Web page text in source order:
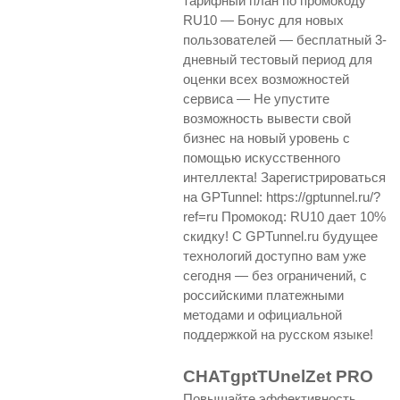
RU10 — Бонус для новых
пользователей — бесплатный 3-
дневный тестовый период для
оценки всех возможностей
сервиса — Не упустите
возможность вывести свой
бизнес на новый уровень с
помощью искусственного
интеллекта! Зарегистрироваться
на GPTunnel: https://gptunnel.ru/?
ref=ru Промокод: RU10 дает 10%
скидку! С GPTunnel.ru будущее
технологий доступно вам уже
сегодня — без ограничений, с
российскими платежными
методами и официальной
поддержкой на русском языке!
CHATgptTUnelZet PRO